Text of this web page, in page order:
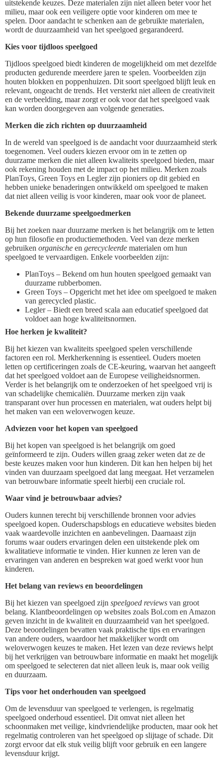
uitstekende keuzes. Deze materialen zijn niet alleen beter voor het
milieu, maar ook een veiligere optie voor kinderen om mee te
spelen. Door aandacht te schenken aan de gebruikte materialen,
wordt de duurzaamheid van het speelgoed gegarandeerd.
Kies voor tijdloos speelgoed
Tijdloos speelgoed biedt kinderen de mogelijkheid om met dezelfde
producten gedurende meerdere jaren te spelen. Voorbeelden zijn
houten blokken en poppenhuizen. Dit soort speelgoed blijft leuk en
relevant, ongeacht de trends. Het versterkt niet alleen de creativiteit
en de verbeelding, maar zorgt er ook voor dat het speelgoed vaak
kan worden doorgegeven aan volgende generaties.
Merken die zich richten op duurzaamheid
In de wereld van speelgoed is de aandacht voor duurzaamheid sterk
toegenomen. Veel ouders kiezen ervoor om in te zetten op
duurzame merken die niet alleen kwaliteits speelgoed bieden, maar
ook rekening houden met de impact op het milieu. Merken zoals
PlanToys, Green Toys en Legler zijn pioniers op dit gebied en
hebben unieke benaderingen ontwikkeld om speelgoed te maken
dat niet alleen veilig is voor kinderen, maar ook voor de planeet.
Bekende duurzame speelgoedmerken
Bij het zoeken naar duurzame merken is het belangrijk om te letten
op hun filosofie en productiemethoden. Veel van deze merken
gebruiken organische en gerecycleerde materialen om hun
speelgoed te vervaardigen. Enkele voorbeelden zijn:
PlanToys – Bekend om hun houten speelgoed gemaakt van
duurzame rubberbomen.
Green Toys – Opgericht met het idee om speelgoed te maken
van gerecycled plastic.
Legler – Biedt een breed scala aan educatief speelgoed dat
voldoet aan hoge kwaliteitsnormen.
Hoe herken je kwaliteit?
Bij het kiezen van kwaliteits speelgoed spelen verschillende
factoren een rol. Merkherkenning is essentieel. Ouders moeten
letten op certificeringen zoals de CE-keuring, waarvan het aangeeft
dat het speelgoed voldoet aan de Europese veiligheidsnormen.
Verder is het belangrijk om te onderzoeken of het speelgoed vrij is
van schadelijke chemicaliën. Duurzame merken zijn vaak
transparant over hun processen en materialen, wat ouders helpt bij
het maken van een weloverwogen keuze.
Adviezen voor het kopen van speelgoed
Bij het kopen van speelgoed is het belangrijk om goed
geïnformeerd te zijn. Ouders willen graag zeker weten dat ze de
beste keuzes maken voor hun kinderen. Dit kan hen helpen bij het
vinden van duurzaam speelgoed dat lang meegaat. Het verzamelen
van betrouwbare informatie speelt hierbij een cruciale rol.
Waar vind je betrouwbaar advies?
Ouders kunnen terecht bij verschillende bronnen voor advies
speelgoed kopen. Ouderschapsblogs en educatieve websites bieden
vaak waardevolle inzichten en aanbevelingen. Daarnaast zijn
forums waar ouders ervaringen delen een uitstekende plek om
kwalitatieve informatie te vinden. Hier kunnen ze leren van de
ervaringen van anderen en bespreken wat goed werkt voor hun
kinderen.
Het belang van reviews en beoordelingen
Bij het kiezen van speelgoed zijn speelgoed reviews van groot
belang. Klantbeoordelingen op websites zoals Bol.com en Amazon
geven inzicht in de kwaliteit en duurzaamheid van het speelgoed.
Deze beoordelingen bevatten vaak praktische tips en ervaringen
van andere ouders, waardoor het makkelijker wordt om
weloverwogen keuzes te maken. Het lezen van deze reviews helpt
bij het verkrijgen van betrouwbare informatie en maakt het mogelijk
om speelgoed te selecteren dat niet alleen leuk is, maar ook veilig
en duurzaam.
Tips voor het onderhouden van speelgoed
Om de levensduur van speelgoed te verlengen, is regelmatig
speelgoed onderhoud essentieel. Dit omvat niet alleen het
schoonmaken met veilige, kindvriendelijke producten, maar ook het
regelmatig controleren van het speelgoed op slijtage of schade. Dit
zorgt ervoor dat elk stuk veilig blijft voor gebruik en een langere
levensduur krijgt.